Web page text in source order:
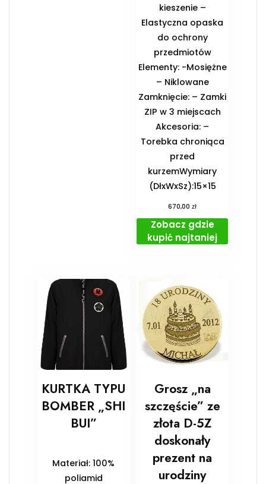
kieszenie –
Elastyczna opaska
do ochrony
przedmiotów
Elementy: -Mosiężne
– Niklowane
Zamknięcie: – Zamki
ZIP w 3 miejscach
Akcesoria: –
Torebka chroniąca
przed
kurzemWymiary
(DłxWxSz):15×15
670,00zł
Zobacz gdzie
kupić najtaniej
KURTKA TYPU
BOMBER „SHI
BUI”
Materiał: 100%
poliamid
Grosz „na
szczęście” ze
złota D-5Z
doskonały
prezent na
urodziny